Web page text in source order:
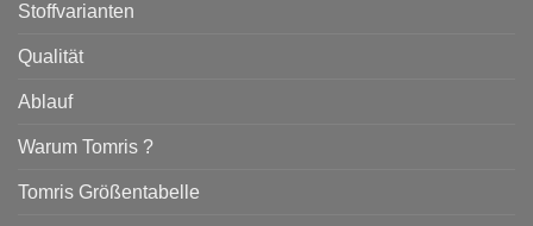
Stoffvarianten
Qualität
Ablauf
Warum Tomris ?
Tomris Größentabelle